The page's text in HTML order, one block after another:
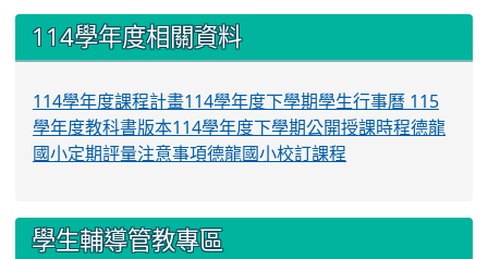
::: 114學年度相關資料
114學年度課程計畫114學年度下學期學生行事曆 115
學年度教科書版本114學年度下學期公開授課時程德龍
國小定期評量注意事項德龍國小校訂課程
學生輔導管教專區